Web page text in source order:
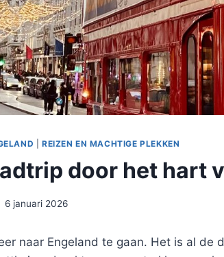
REIZEN EN MACHTIGE PLEKKEN
door het hart
6 januari 2026
naar Engeland te gaan. Het is al de